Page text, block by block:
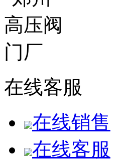
在线客服
在线销售
在线客服